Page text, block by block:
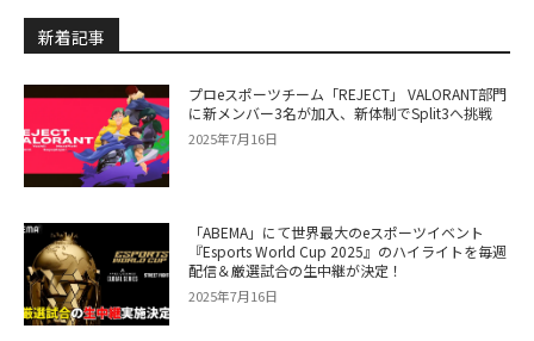
新着記事
プロeスポーツチーム「REJECT」 VALORANT部門
に新メンバー3名が加入、新体制でSplit3へ挑戦
2025年7月16日
「ABEMA」にて世界最大のeスポーツイベント
『Esports World Cup 2025』のハイライトを毎週
配信＆厳選試合の生中継が決定！
2025年7月16日